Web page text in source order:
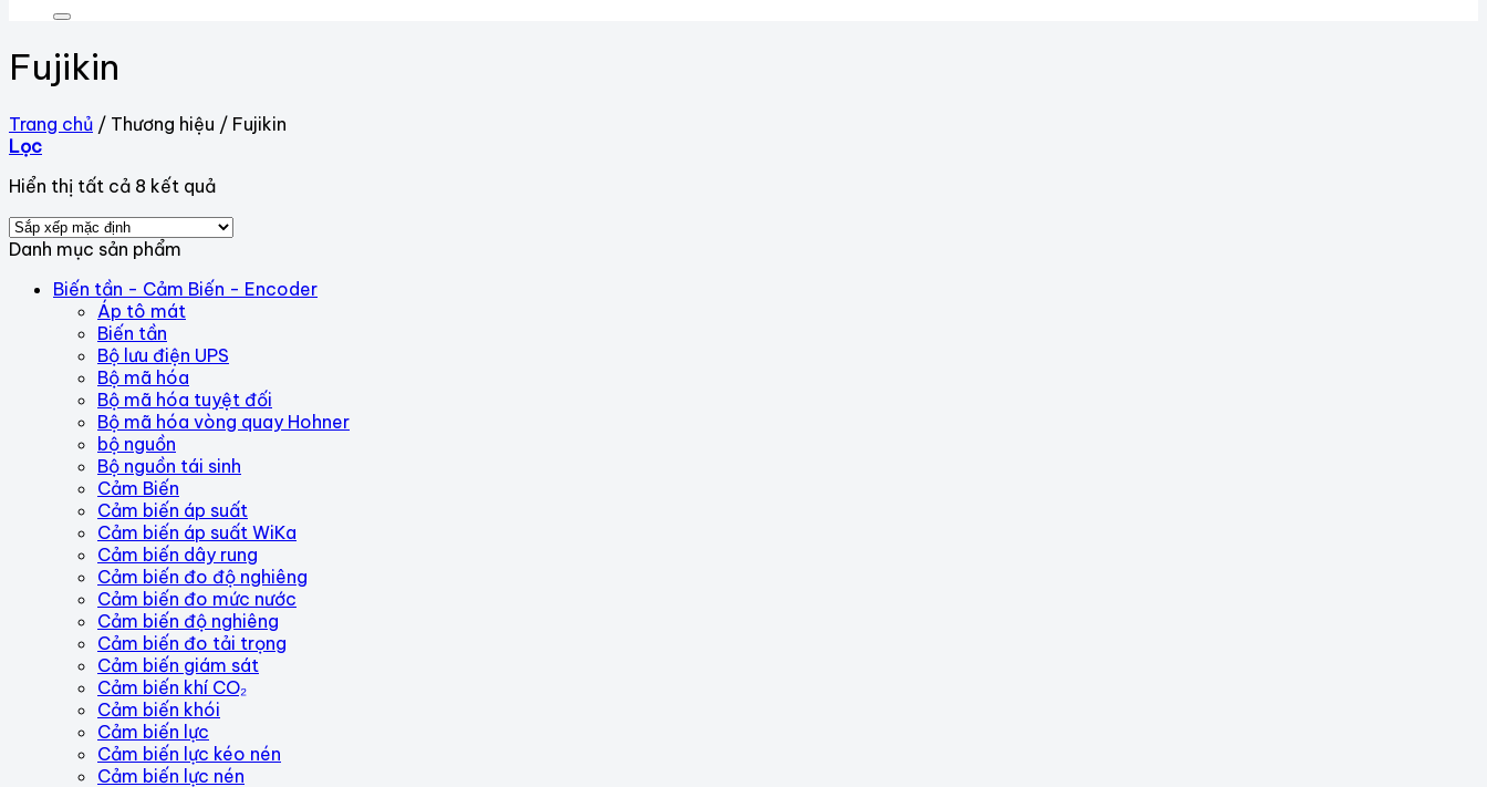
Fujikin
Trang chủ / Thương hiệu / Fujikin
Lọc
Hiển thị tất cả 8 kết quả
Danh mục sản phẩm
Biến tần - Cảm Biến - Encoder
Áp tô mát
Biến tần
Bộ lưu điện UPS
Bộ mã hóa
Bộ mã hóa tuyệt đối
Bộ mã hóa vòng quay Hohner
bộ nguồn
Bộ nguồn tái sinh
Cảm Biến
Cảm biến áp suất
Cảm biến áp suất WiKa
Cảm biến dây rung
Cảm biến đo độ nghiêng
Cảm biến đo mức nước
Cảm biến độ nghiêng
Cảm biến đo tải trọng
Cảm biến giám sát
Cảm biến khí CO₂
Cảm biến khói
Cảm biến lực
Cảm biến lực kéo nén
Cảm biến lực nén